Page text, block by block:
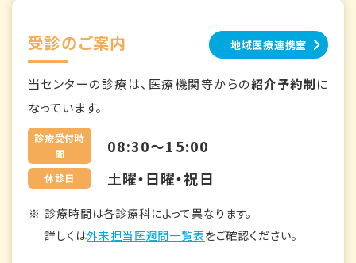
受診のご案内 地域医療連携室
当センターの診療は、医療機関等からの紹介予約制に
なっています。
診療受付時
間
08:30～15:00
休診日 土曜・日曜・祝日
診療時間は各診療科によって異なります。
詳しくは外来担当医週間一覧表をご確認ください。